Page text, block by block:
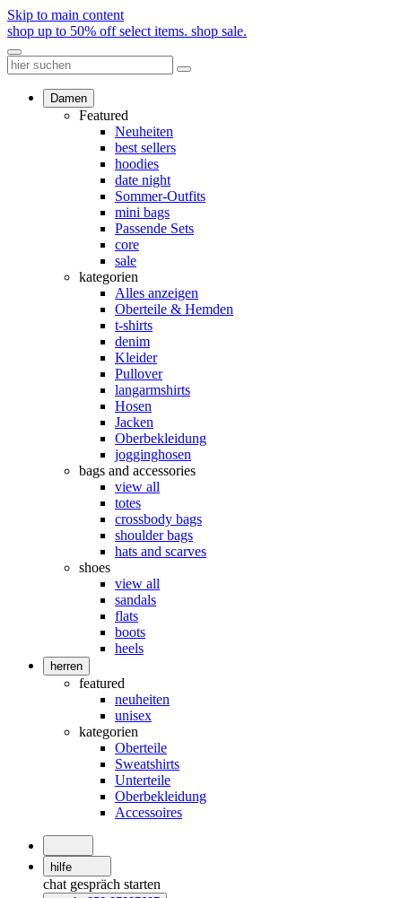
Skip to main content
shop up to 50% off select items. shop sale.
Damen
Featured
Neuheiten
best sellers
hoodies
date night
Sommer-Outfits
mini bags
Passende Sets
core
sale
kategorien
Alles anzeigen
Oberteile & Hemden
t-shirts
denim
Kleider
Pullover
langarmshirts
Hosen
Jacken
Oberbekleidung
jogginghosen
bags and accessories
view all
totes
crossbody bags
shoulder bags
hats and scarves
shoes
view all
sandals
flats
boots
heels
herren
featured
neuheiten
unisex
kategorien
Oberteile
Sweatshirts
Unterteile
Oberbekleidung
Accessoires
hilfe
chat gespräch starten